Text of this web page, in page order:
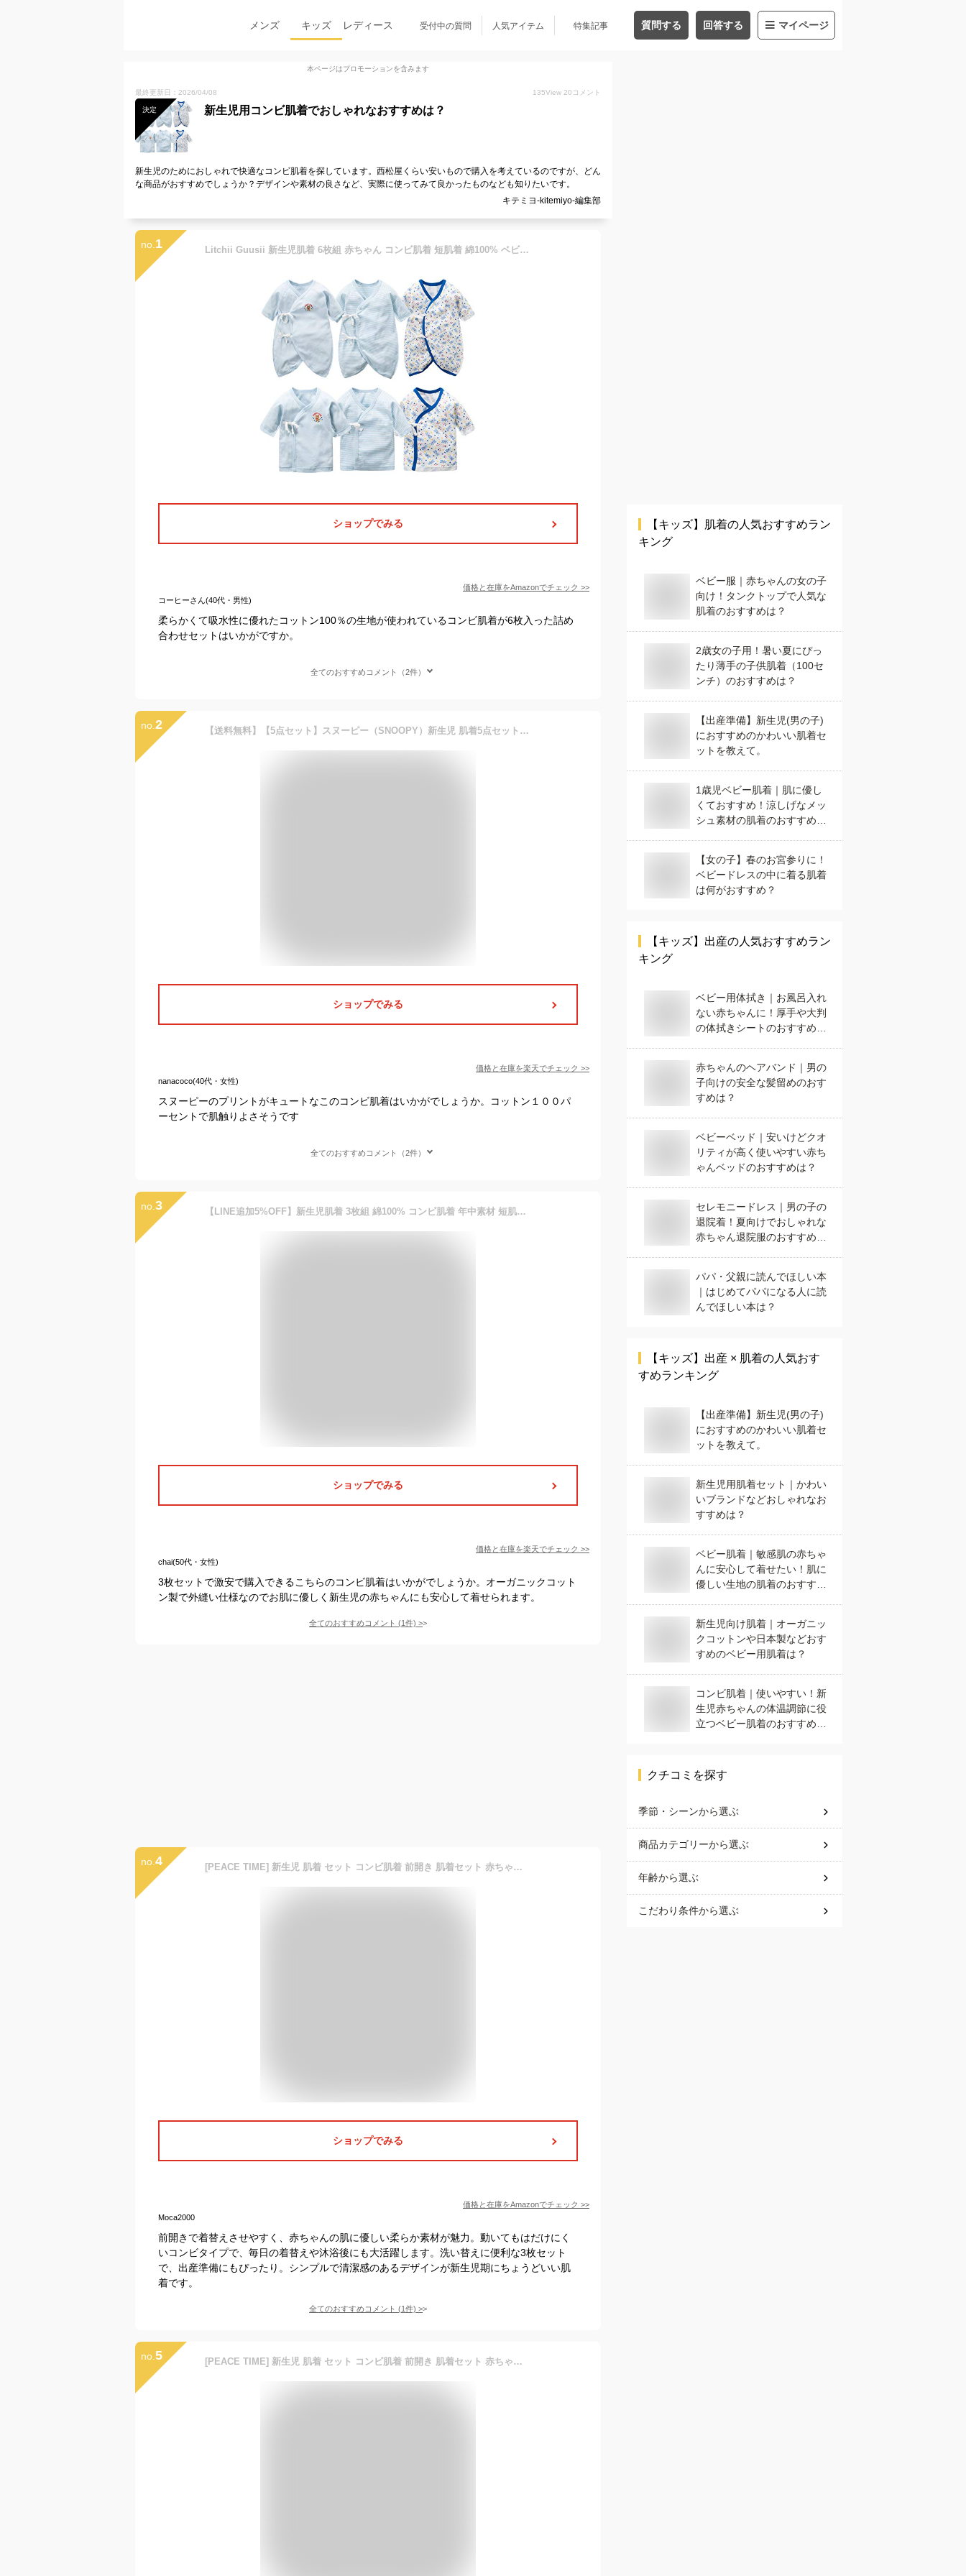
メンズ キッズ レディース 受付中の質問 人気アイテム 特集記事 質問する 回答する マイページ
本ページはプロモーションを含みます
最終更新日：2026/04/08 135View 20 コメント
決定 新生児用コンビ肌着でおしゃれなおすすめは？
新生児のためにおしゃれで快適なコンビ肌着を探しています。西松屋くらい安いもので購入を考えているのですが、どん
な商品がおすすめでしょうか？デザインや素材の良さなど、実際に使ってみて良かったものなども知りたいです。
キテミヨ-kitemiyo-編集部
no. 1 Litchii Guusii 新生児肌着 6枚組 赤ちゃん コンビ肌着 短肌着 綿100% ベビー服 長袖ロンパース カバーオール ロンパース 前開きタイプ 肌着パジャマ 可愛いプリント 通年素材 ブルー
ショップでみる
価格と在庫をAmazonでチェック >>
コーヒーさん(40代・男性)
柔らかくて吸水性に優れたコットン100％の生地が使われているコンビ肌着が6枚入った詰め
合わせセットはいかがですか。
全てのおすすめコメント（2件）
no. 2 【送料無料】【5点セット】スヌーピー（SNOOPY）新生児 肌着5点セット（短肌着・コンビ肌着）当店オリジナル 綿100％ ベビー 肌着 ベビー 服 半袖 赤ちゃん 子供 男の子 女の子 出産準備 キャラクター【WEB限定】フライス素材 かわいい 出産祝い
ショップでみる
価格と在庫を楽天でチェック >>
nanacoco(40代・女性)
スヌーピーのプリントがキュートなこのコンビ肌着はいかがでしょうか。コットン１００パ
ーセントで肌触りよさそうです
全てのおすすめコメント（2件）
no. 3 【LINE追加5%OFF】新生児肌着 3枚組 綿100% コンビ肌着 年中素材 短肌着 コンビ 肌着 出産準備 セット 半袖 長袖 男の子 女の子 赤ちゃん ベビー 新生児
ショップでみる
価格と在庫を楽天でチェック >>
chai(50代・女性)
3枚セットで激安で購入できるこちらのコンビ肌着はいかがでしょうか。オーガニックコット
ン製で外縫い仕様なのでお肌に優しく新生児の赤ちゃんにも安心して着せられます。
全てのおすすめコメント (1件) >
no. 4 [PEACE TIME] 新生児 肌着 セット コンビ肌着 前開き 肌着セット 赤ちゃん (コンビ肌着 ブルー 3枚セット)
ショップでみる
価格と在庫をAmazonでチェック >>
Moca2000
前開きで着替えさせやすく、赤ちゃんの肌に優しい柔らか素材が魅力。動いてもはだけにく
いコンビタイプで、毎日の着替えや沐浴後にも大活躍します。洗い替えに便利な3枚セット
で、出産準備にもぴったり。シンプルで清潔感のあるデザインが新生児期にちょうどいい肌
着です。
全てのおすすめコメント (1件) >
no. 5 [PEACE TIME] 新生児 肌着 セット コンビ肌着 前開き 肌着セット 赤ちゃん (コンビ肌着 ピンク 3枚セット)
【キッズ】 肌着の人気おすすめラン
キング
ベビー服｜赤ちゃんの女の子
向け！タンクトップで人気な
肌着のおすすめは？
2歳女の子用！暑い夏にぴっ
たり薄手の子供肌着（100セ
ンチ）のおすすめは？
【出産準備】新生児(男の子)
におすすめのかわいい肌着セ
ットを教えて。
1歳児ベビー肌着｜肌に優し
くておすすめ！涼しげなメッ
シュ素材の肌着のおすすめ
【女の子】春のお宮参りに！
ベビードレスの中に着る肌着
は何がおすすめ？
【キッズ】 出産の人気おすすめラン
キング
ベビー用体拭き｜お風呂入れ
ない赤ちゃんに！厚手や大判
の体拭きシートのおすすめ
赤ちゃんのヘアバンド｜男の
子向けの安全な髪留めのおす
すめは？
ベビーベッド｜安いけどクオ
リティが高く使いやすい赤ち
ゃんベッドのおすすめは？
セレモニードレス｜男の子の
退院着！夏向けでおしゃれな
赤ちゃん退院服のおすすめ
パパ・父親に読んでほしい本
｜はじめてパパになる人に読
んでほしい本は？
【キッズ】 出産 × 肌着の人気おす
すめランキング
【出産準備】新生児(男の子)
におすすめのかわいい肌着セ
ットを教えて。
新生児用肌着セット｜かわい
いブランドなどおしゃれなお
すすめは？
ベビー肌着｜敏感肌の赤ちゃ
んに安心して着せたい！肌に
優しい生地の肌着のおすすめ
新生児向け肌着｜オーガニッ
クコットンや日本製などおす
すめのベビー用肌着は？
コンビ肌着｜使いやすい！新
生児赤ちゃんの体温調節に役
立つベビー肌着のおすすめ
クチコミを探す
季節・シーンから選ぶ
商品カテゴリーから選ぶ
年齢から選ぶ
こだわり条件から選ぶ